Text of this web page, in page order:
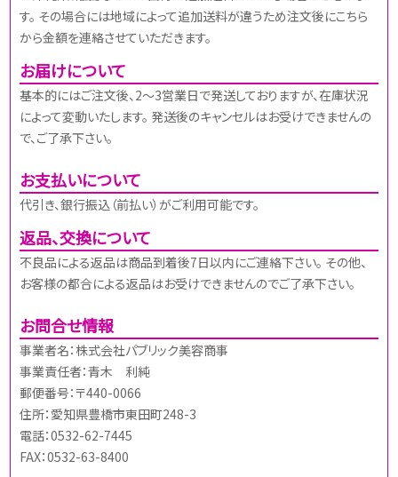
す。 その場合には地域によって追加送料が違うため注文後にこちら
から金額を連絡させていただきます。
お届けについて
基本的にはご注文後、2～3営業日で発送しておりますが、在庫状況
によって変動いたします。 発送後のキャンセルはお受けできませんの
で、ご了承下さい。
お支払いについて
代引き、銀行振込（前払い）がご利用可能です。
返品、交換について
不良品による返品は商品到着後7日以内にご連絡下さい。 その他、
お客様の都合による返品はお受けできませんのでご了承下さい。
お問合せ情報
事業者名：株式会社パブリック美容商事
事業責任者：青木 利純
郵便番号：〒440-0066
住所：愛知県豊橋市東田町248-3
電話：0532-62-7445
FAX：0532-63-8400